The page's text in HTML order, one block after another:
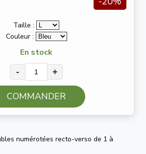
Taille :
Couleur :
En stock
- +
COMMANDER
numérotées recto-verso de 1 à